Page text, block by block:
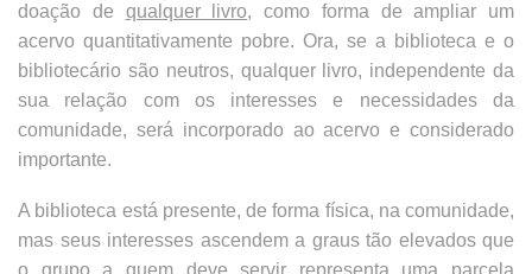
doação de qualquer livro, como forma de ampliar um
acervo quantitativamente pobre. Ora, se a biblioteca e o
bibliotecário são neutros, qualquer livro, independente da
sua relação com os interesses e necessidades da
comunidade, será incorporado ao acervo e considerado
importante.
A biblioteca está presente, de forma física, na comunidade,
mas seus interesses ascendem a graus tão elevados que
o grupo a quem deve servir representa uma parcela